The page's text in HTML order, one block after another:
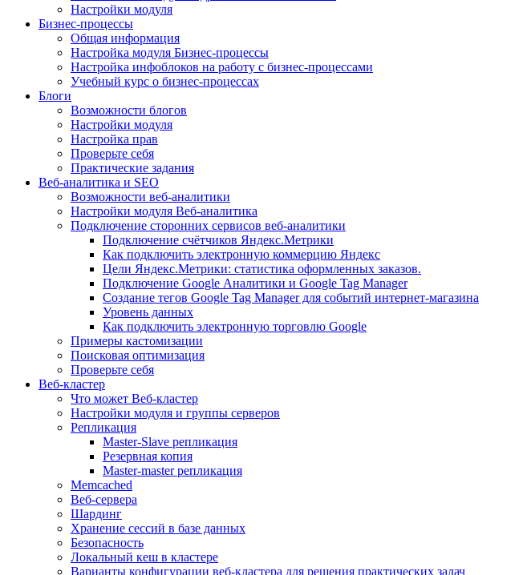
Настройки модуля
Бизнес-процессы
Общая информация
Настройка модуля Бизнес-процессы
Настройка инфоблоков на работу с бизнес-процессами
Учебный курс о бизнес-процессах
Блоги
Возможности блогов
Настройки модуля
Настройка прав
Проверьте себя
Практические задания
Веб-аналитика и SEO
Возможности веб-аналитики
Настройки модуля Веб-аналитика
Подключение сторонних сервисов веб-аналитики
Подключение счётчиков Яндекс.Метрики
Как подключить электронную коммерцию Яндекс
Цели Яндекс.Метрики: статистика оформленных заказов.
Подключение Google Аналитики и Google Tag Manager
Создание тегов Google Tag Manager для событий интернет-магазина
Уровень данных
Как подключить электронную торговлю Google
Примеры кастомизации
Поисковая оптимизация
Проверьте себя
Веб-кластер
Что может Веб-кластер
Настройки модуля и группы серверов
Репликация
Master-Slave репликация
Резервная копия
Master-master репликация
Memcached
Веб-сервера
Шардинг
Хранение сессий в базе данных
Безопасность
Локальный кеш в кластере
Варианты конфигурации веб-кластера для решения практических задач